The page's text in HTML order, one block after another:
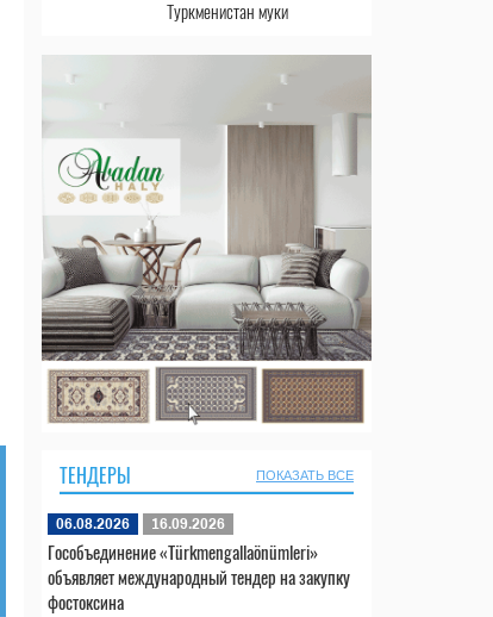
Туркменистан муки
ТЕНДЕРЫ ПОКАЗАТЬ ВСЕ
06.08.2026 16.09.2026
Гособъединение «Türkmengallaönümleri»
объявляет международный тендер на закупку
фостоксина